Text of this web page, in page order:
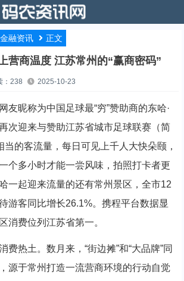
金融资讯 正文
营商温度 江苏常州的“赢商密码”
：238 2025-10-23
昵称为中国足球最“穷”赞助商的东哈·
次迎来与赞助江苏省城市足球联赛（简
当的客流量，每日可见上千人大快朵颐，
个多小时才能一尝风味，拍照打卡者更
一起迎来流量的还有常州景区，全市12
游客同比增长26.1%。携程平台数据显
消费位列江苏省第一。
热土。数月来，“街边摊”和“大品牌”同
源于常州打造一流营商环境的行动自觉